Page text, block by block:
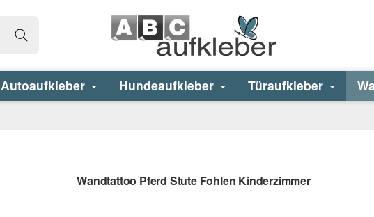
Autoaufkleber Hundeaufkleber Türaufkleber
Wandtattoo Pferd Stute Fohlen Kinderzimmer